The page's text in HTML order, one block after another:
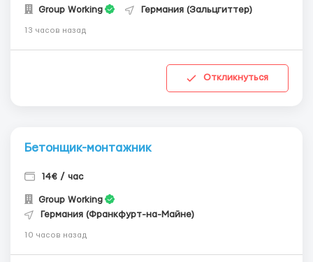
Group Working Германия (Зальцгиттер)
13 часов назад
Откликнуться
Бетонщик-монтажник
14€ / час
Group Working
Германия (Франкфурт-на-Майне)
10 часов назад